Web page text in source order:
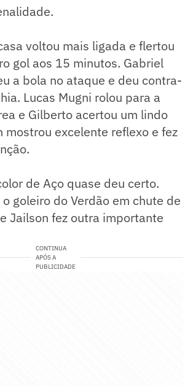
voltou mais ligada e flertou
gol aos 15 minutos. Gabriel
a bola no ataque e deu contra-
Lucas Mugni rolou para a
e Gilberto acertou um lindo
mostrou excelente reflexo e fez
de Aço quase deu certo.
goleiro do Verdão em chute de
Jailson fez outra importante
CONTINUA
APÓS A
PUBLICIDADE